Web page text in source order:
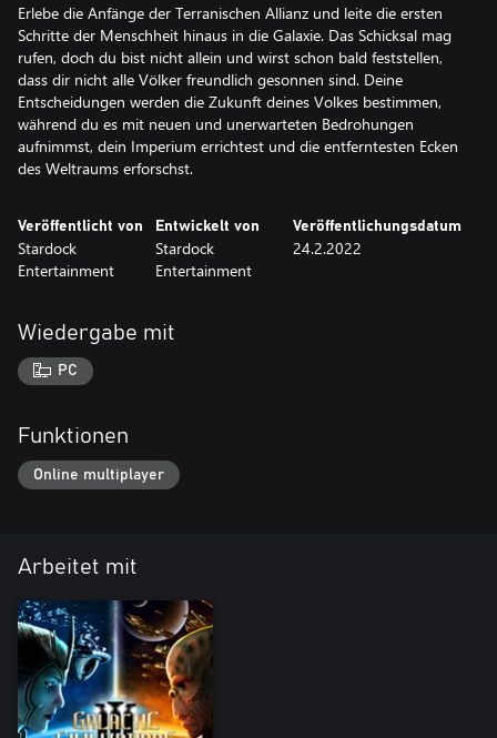
Erlebe die Anfänge der Terranischen Allianz und leite die ersten
Schritte der Menschheit hinaus in die Galaxie. Das Schicksal mag
rufen, doch du bist nicht allein und wirst schon bald feststellen,
dass dir nicht alle Völker freundlich gesonnen sind. Deine
Entscheidungen werden die Zukunft deines Volkes bestimmen,
während du es mit neuen und unerwarteten Bedrohungen
aufnimmst, dein Imperium errichtest und die entferntesten Ecken
des Weltraums erforschst.
Veröffentlicht von
Stardock
Entertainment
Entwickelt von
Stardock
Entertainment
Veröffentlichungsdatum
24.2.2022
Wiedergabe mit
PC
Funktionen
Online multiplayer
Arbeitet mit